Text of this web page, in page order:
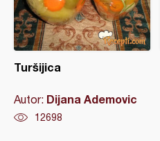
Turšijica
Autor: Dijana Ademovic
12698